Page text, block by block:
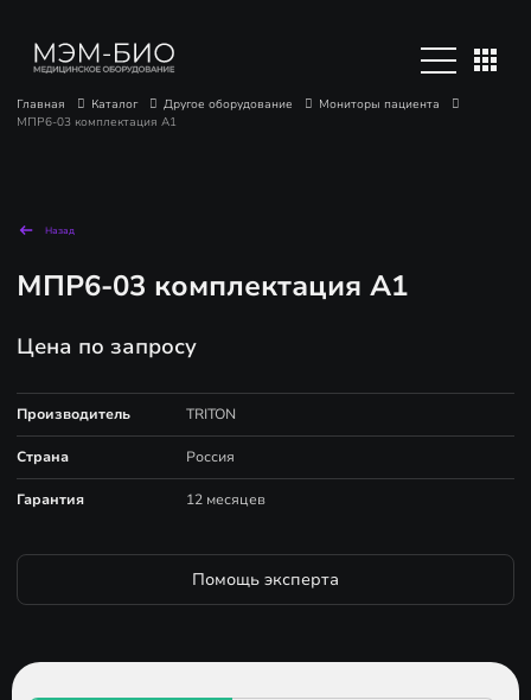
Главная Каталог Другое оборудование
Мониторы пациента
МПР6-03 комплектация А1
Назад
МПР6-03 комплектация А1
Цена по запросу
Производитель TRITON
Страна Россия
Гарантия 12 месяцев
Помощь эксперта